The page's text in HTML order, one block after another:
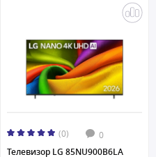
(0) 0
Телевизор LG 85NU900B6LA